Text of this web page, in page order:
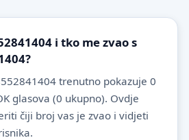
i tko me zvao s
trenutno pokazuje 0
glasova (0 ukupno). Ovdje
čiji broj vas je zvao i vidjeti